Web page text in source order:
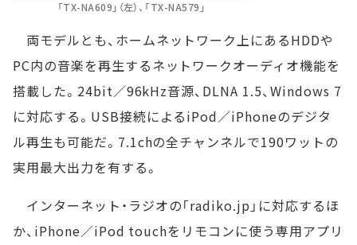
「TX-NA609」（左）、「TX-NA579」
両モデルとも、ホームネットワーク上にあるHDDや
PC内の音楽を再生するネットワークオーディオ機能を
搭載した。24bit／96kHz音源、DLNA 1.5、Windows 7
に対応する。USB接続によるiPod／iPhoneのデジタ
ル再生も可能だ。7.1chの全チャンネルで190ワットの
実用最大出力を有する。
インターネット・ラジオの「radiko.jp」に対応するほ
か、iPhone／iPod touchをリモコンに使う専用アプリ